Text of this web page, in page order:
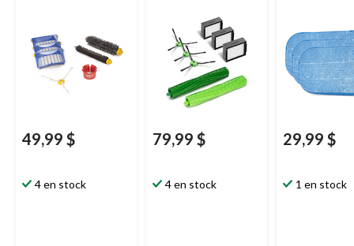
49,99 $
4 en stock
séries e et I
79,99 $
4 en stock
29,99 $
1 en stock